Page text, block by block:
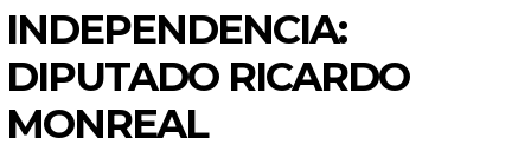
INDEPENDENCIA:
DIPUTADO RICARDO
MONREAL